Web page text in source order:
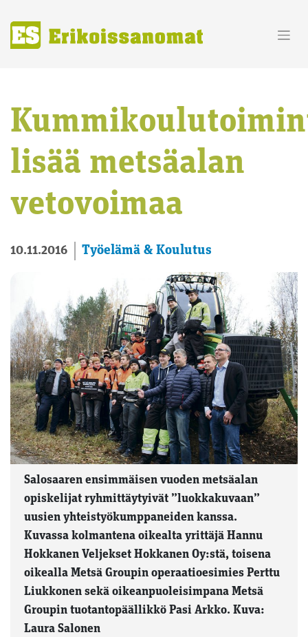
content
lisää metsäalan
vetovoimaa
10.11.2016 Työelämä & Koulutus
Salosaaren ensimmäisen vuoden metsäalan
opiskelijat ryhmittäytyivät ”luokkakuvaan”
uusien yhteistyökumppaneiden kanssa.
Kuvassa kolmantena oikealta yrittäjä Hannu
Hokkanen Veljekset Hokkanen Oy:stä, toisena
oikealla Metsä Groupin operaatioesimies Perttu
Liukkonen sekä oikeanpuoleisimpana Metsä
Groupin tuotantopäällikkö Pasi Arkko. Kuva:
Laura Salonen